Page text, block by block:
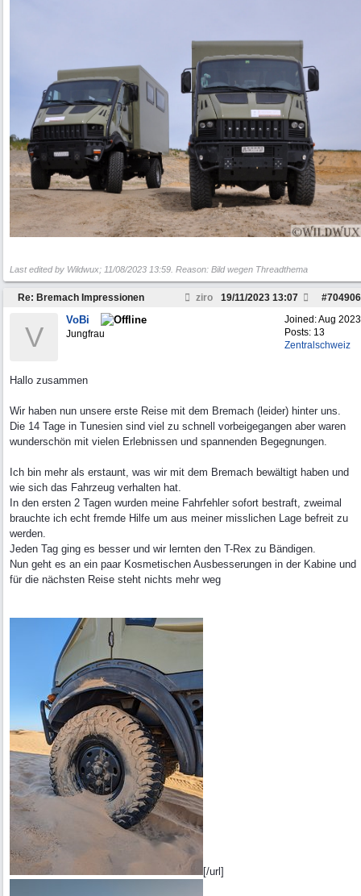
Last edited by Wildwux; 11/08/2023 13:59 . Reason: Bild wegen Threadthema
Re: Bremach Impressionen ziro #704906
19/11/2023 13:07
Joined:Aug 2023
Posts: 13
Zentralschweiz
V
VoBi
Jungfrau
Hallo zusammen
Wir haben nun unsere erste Reise mit dem Bremach (leider) hinter uns.
Die 14 Tage in Tunesien sind viel zu schnell vorbeigegangen aber waren
wunderschön mit vielen Erlebnissen und spannenden Begegnungen.
Ich bin mehr als erstaunt, was wir mit dem Bremach bewältigt haben und
wie sich das Fahrzeug verhalten hat.
In den ersten 2 Tagen wurden meine Fahrfehler sofort bestraft, zweimal
brauchte ich echt fremde Hilfe um aus meiner misslichen Lage befreit zu
werden.
Jeden Tag ging es besser und wir lernten den T-Rex zu Bändigen.
Nun geht es an ein paar Kosmetischen Ausbesserungen in der Kabine und
für die nächsten Reise steht nichts mehr weg
[/url]